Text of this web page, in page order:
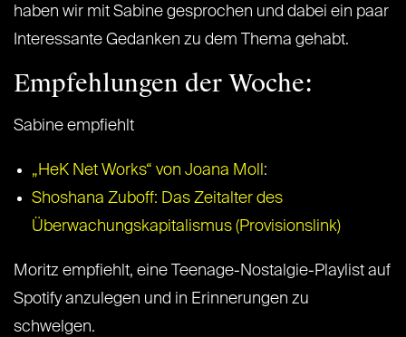
haben wir mit Sabine gesprochen und dabei ein paar
Interessante Gedanken zu dem Thema gehabt.
Empfehlungen der Woche:
Sabine empfiehlt
„HeK Net Works“ von Joana Moll :
Shoshana Zuboff: Das Zeitalter des
Überwachungskapitalismus (Provisionslink)
Moritz empfiehlt, eine Teenage-Nostalgie-Playlist auf
Spotify anzulegen und in Erinnerungen zu
schwelgen.